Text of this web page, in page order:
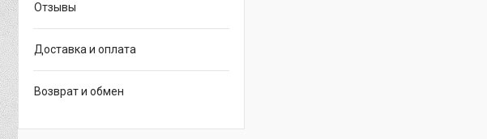
Отзывы
Доставка и оплата
Возврат и обмен